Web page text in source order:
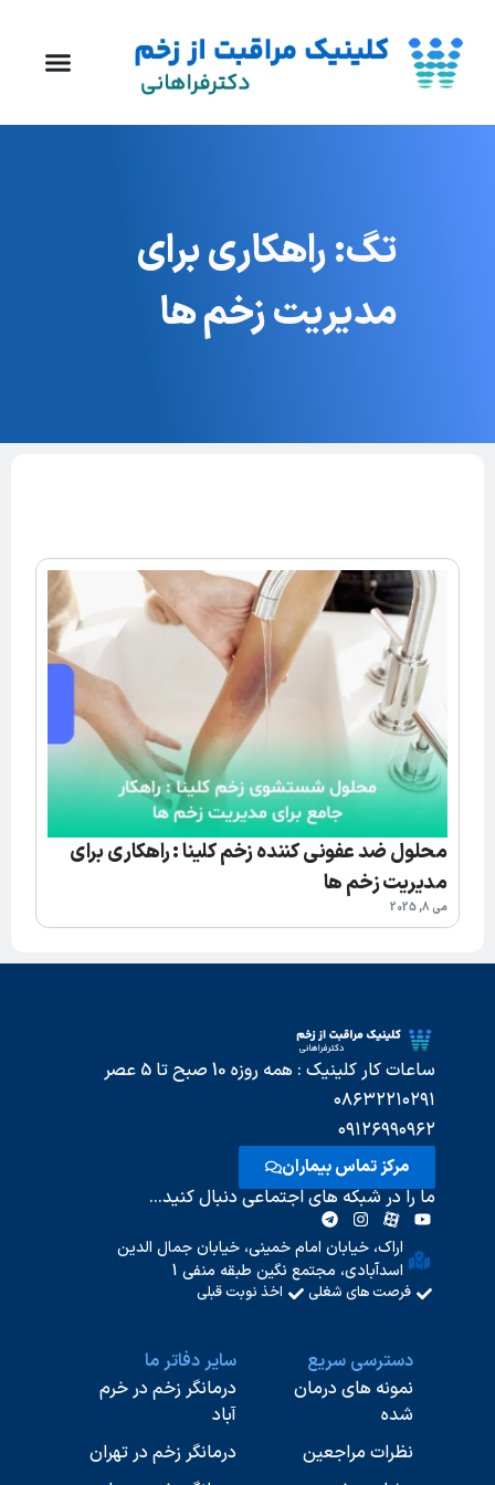
تگ: راهکاری برای
مدیریت زخم ها
محلول ضد عفونی کننده زخم کلینا : راهکاری برای
مدیریت زخم ها
می 8, 2025
ساعات کار کلینیک : همه روزه 10 صبح تا 5 عصر
۰۸۶۳۲۲۱۰۲۹۱
۰۹۱۲۶۹۹۰۹۶۲
مرکز تماس بیماران
ما را در شبکه های اجتماعی دنبال کنید...
اراک، خیابان امام خمینی، خیابان جمال الدین
اسدآبادی، مجتمع نگین طبقه منفی 1
فرصت های شغلی اخذ نوبت قبلی
دسترسی سریع
نمونه های درمان
شده
نظرات مراجعین
سایر دفاتر ما
درمانگر زخم در خرم
آباد
درمانگر زخم در تهران